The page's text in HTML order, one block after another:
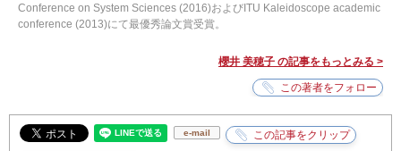
Conference on System Sciences (2016)およびITU Kaleidoscope academic
conference (2013)にて最優秀論文賞受賞。
櫻井 美穂子 の記事をもっとみる >
e-mail